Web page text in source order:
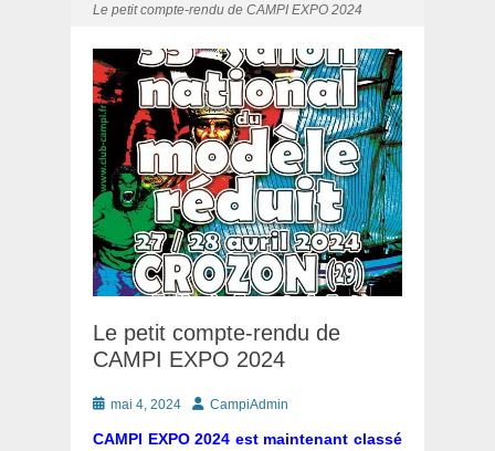
Le petit compte-rendu de CAMPI EXPO 2024
Le petit compte-rendu de
CAMPI EXPO 2024
Postémai 4, 2024 AuteurCampiAdmin
CAMPI EXPO 2024 est maintenant classé